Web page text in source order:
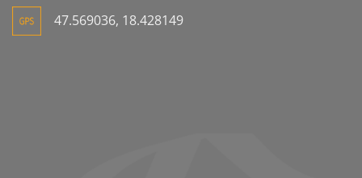
47.569036, 18.428149